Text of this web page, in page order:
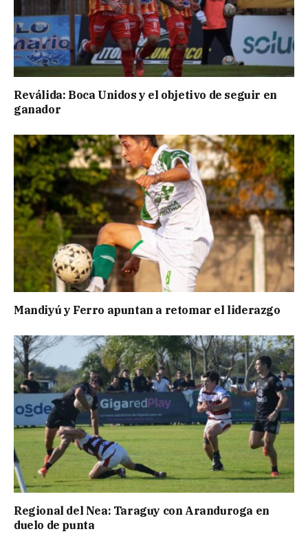
Reválida: Boca Unidos y el objetivo de seguir en
ganador
Mandiyú y Ferro apuntan a retomar el liderazgo
Regional del Nea: Taraguy con Aranduroga en
duelo de punta